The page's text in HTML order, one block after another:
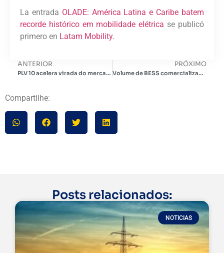
La entrada OLADE: América Latina e Caribe batem
recorde histórico em mobilidade elétrica se publicó
primero en Latam Mobility.
ANTERIOR
PLV 10 acelera virada do mercado para soluções com baterias e geração junto à carga, avalia GreenYellow
PRÓXIMO
Volume de BESS comercializados no Brasil em 2025 pode atingir 2,5 GWh
Compartilhe:
Posts relacionados:
NOTICIAS